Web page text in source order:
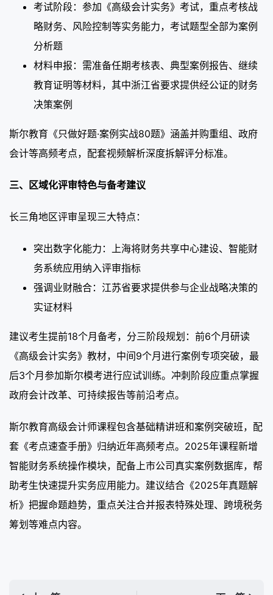
考试阶段：参加《高级会计实务》考试，重点考核战
略财务、风险控制等实务能力，考试题型全部为案例
分析题
材料申报：需准备任期考核表、典型案例报告、继续
教育证明等材料，其中浙江省要求提供经公证的财务
决策案例
斯尔教育《只做好题·案例实战80题》涵盖并购重组、政府
会计等高频考点，配套视频解析深度拆解评分标准。
三、区域化评审特色与备考建议
长三角地区评审呈现三大特点：
突出数字化能力：上海将财务共享中心建设、智能财
务系统应用纳入评审指标
强调业财融合：江苏省要求提供参与企业战略决策的
实证材料
建议考生提前18个月备考，分三阶段规划：前6个月研读
《高级会计实务》教材，中间9个月进行案例专项突破，最
后3个月参加斯尔模考进行应试训练。冲刺阶段应重点掌握
政府会计改革、可持续报告等前沿考点。
斯尔教育高级会计师课程包含基础精讲班和案例突破班，配
套《考点速查手册》归纳近年高频考点。2025年课程新增
智能财务系统操作模块，配备上市公司真实案例数据库，帮
助考生快速提升实务应用能力。建议结合《2025年真题解
析》把握命题趋势，重点关注合并报表特殊处理、跨境税务
筹划等难点内容。